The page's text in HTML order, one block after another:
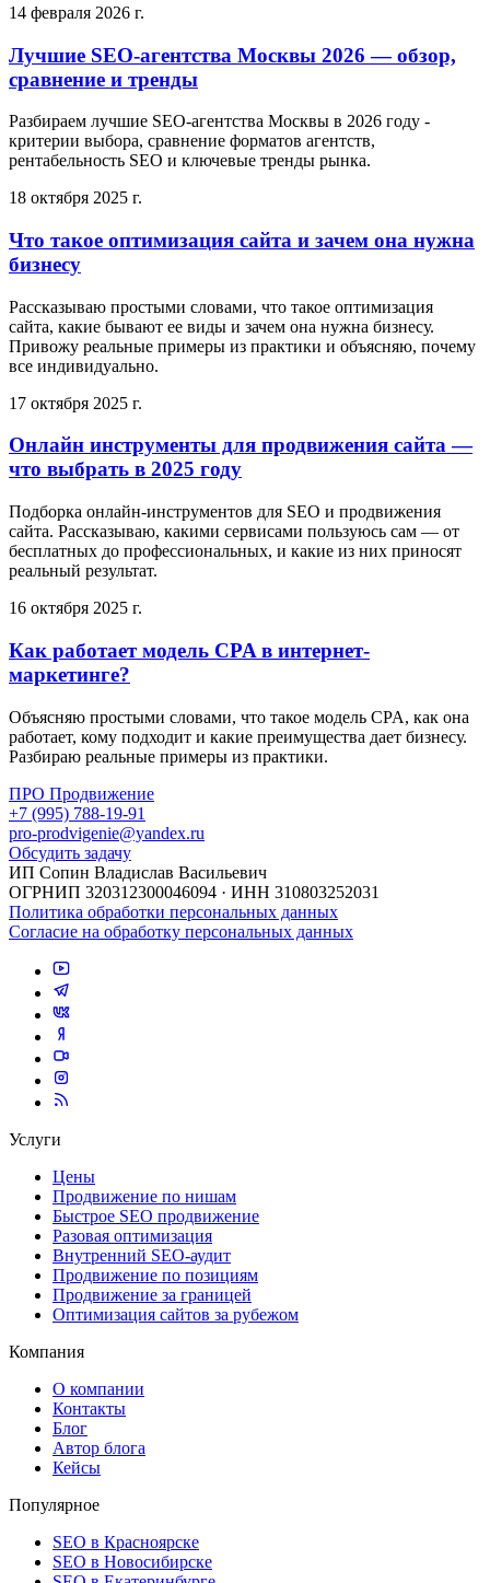
14 февраля 2026 г.
Лучшие SEO-агентства Москвы 2026 — обзор,
сравнение и тренды
Разбираем лучшие SEO-агентства Москвы в 2026 году -
критерии выбора, сравнение форматов агентств,
рентабельность SEO и ключевые тренды рынка.
18 октября 2025 г.
Что такое оптимизация сайта и зачем она нужна
бизнесу
Рассказываю простыми словами, что такое оптимизация
сайта, какие бывают ее виды и зачем она нужна бизнесу.
Привожу реальные примеры из практики и объясняю, почему
все индивидуально.
17 октября 2025 г.
Онлайн инструменты для продвижения сайта —
что выбрать в 2025 году
Подборка онлайн-инструментов для SEO и продвижения
сайта. Рассказываю, какими сервисами пользуюсь сам — от
бесплатных до профессиональных, и какие из них приносят
реальный результат.
16 октября 2025 г.
Как работает модель CPA в интернет-
маркетинге?
Объясняю простыми словами, что такое модель CPA, как она
работает, кому подходит и какие преимущества дает бизнесу.
Разбираю реальные примеры из практики.
ПРО Продвижение
+7 (995) 788-19-91
pro-prodvigenie@yandex.ru
Обсудить задачу
ИП Сопин Владислав Васильевич
ОГРНИП 320312300046094 · ИНН 310803252031
Политика обработки персональных данных
Согласие на обработку персональных данных
Услуги
Цены
Продвижение по нишам
Быстрое SEO продвижение
Разовая оптимизация
Внутренний SEO-аудит
Продвижение по позициям
Продвижение за границей
Оптимизация сайтов за рубежом
Компания
О компании
Контакты
Блог
Автор блога
Кейсы
Популярное
SEO в Красноярске
SEO в Новосибирске